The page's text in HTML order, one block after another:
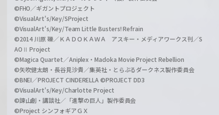
©FHO／ギガントプロジェクト
©VisualArt's/Key/SProject
©VisualArt's/Key/Team Little Busters! Refrain
©2014 川原 礫／ＫＡＤＯＫＡＷＡ アスキー・メディアワークス刊／S
AOⅡ Project
©Magica Quartet／Aniplex・Madoka Movie Project Rebellion
©矢吹健太朗・長谷見沙貴／集英社・とらぶるダークネス製作委員会
©BNEI／PROJECT CINDERELLA ©PROJECT DD3
©VisualArt's/Key/Charlotte Project
©諫山創・講談社／「進撃の巨人」製作委員会
©Project シンフォギアＧＸ